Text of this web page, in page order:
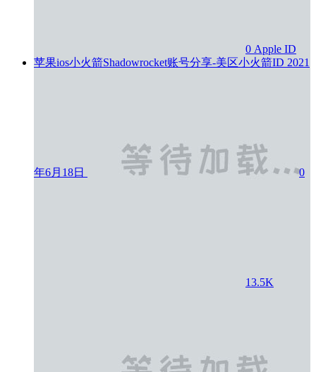
0 Apple ID
苹果ios小火箭Shadowrocket账号分享-美区小火箭ID 2021
年6月18日 0
13.5K